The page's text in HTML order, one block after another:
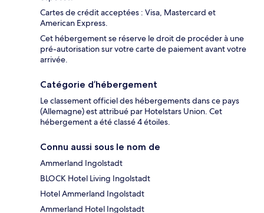
Cartes de crédit acceptées : Visa, Mastercard et
American Express.
Cet hébergement se réserve le droit de procéder à une
pré-autorisation sur votre carte de paiement avant votre
arrivée.
Catégorie d’hébergement
Le classement officiel des hébergements dans ce pays
(Allemagne) est attribué par Hotelstars Union. Cet
hébergement a été classé 4 étoiles.
Connu aussi sous le nom de
Ammerland Ingolstadt
BLOCK Hotel Living Ingolstadt
Hotel Ammerland Ingolstadt
Ammerland Hotel Ingolstadt